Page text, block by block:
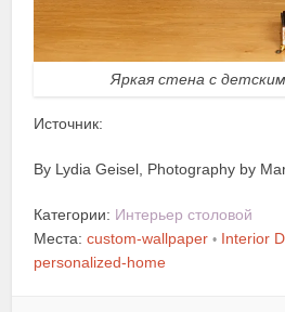
Яркая стена с
Источник:
By Lydia Geisel, Photography by
Категории: Интерьер столовой
Места:custom-wallpaper • Interior
personalized-home